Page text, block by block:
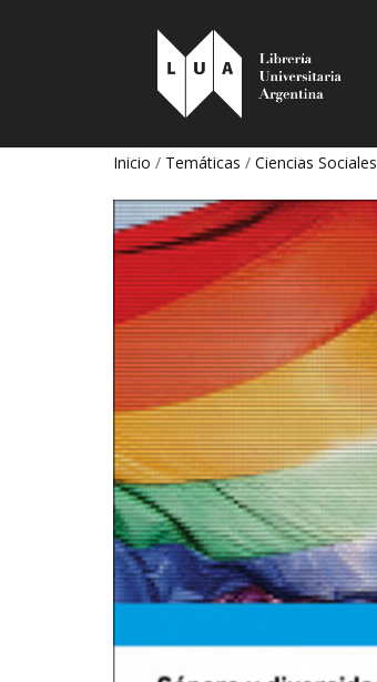
Inicio / Temáticas / Ciencias Sociales